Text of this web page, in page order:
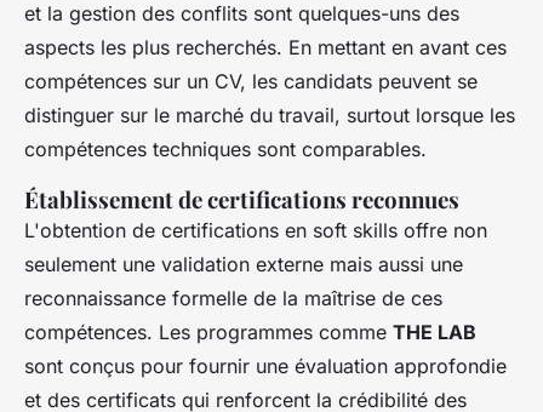
et la gestion des conflits sont quelques-uns des
aspects les plus recherchés. En mettant en avant ces
compétences sur un CV, les candidats peuvent se
distinguer sur le marché du travail, surtout lorsque les
compétences techniques sont comparables.
Établissement de certifications reconnues
L'obtention de certifications en soft skills offre non
seulement une validation externe mais aussi une
reconnaissance formelle de la maîtrise de ces
compétences. Les programmes comme THE LAB
sont conçus pour fournir une évaluation approfondie
et des certificats qui renforcent la crédibilité des